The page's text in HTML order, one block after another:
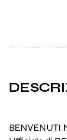
BENVENUTI